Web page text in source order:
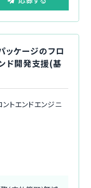
ッケージのフロ
ド開発支援(基
トエンドエンジニ